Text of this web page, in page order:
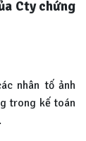
Cty chứng
nhân tố ảnh
trong kế toán